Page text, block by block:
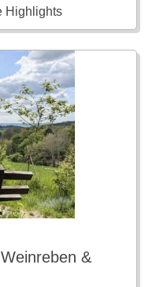
Highlights
&